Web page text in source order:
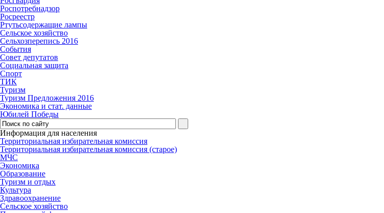
Роспотребнадзор
Росреестр
Ртутьсодержащие лампы
Сельское хозяйство
Сельхозперепись 2016
События
Совет депутатов
Социальная защита
Спорт
ТИК
Туризм
Туризм Предложения 2016
Экономика и стат. данные
Юбилей Победы
Информация для населения
Территориальная избирательная комиссия
Территориальная избирательная комиссия (старое)
МЧС
Экономика
Образование
Туризм и отдых
Культура
Здравоохранение
Сельское хозяйство